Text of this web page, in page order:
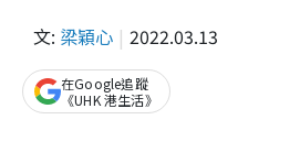
文: 梁穎心 2022.03.13
在Google追蹤
《UHK 港生活》